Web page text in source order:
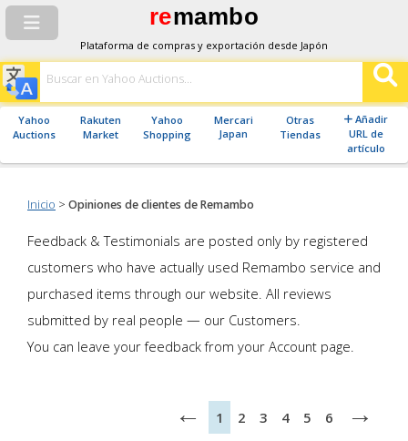
remambo
Plataforma de compras y exportación desde Japón
Yahoo
Auctions
Rakuten
Market
Yahoo
Shopping
Mercari
Japan
Otras
Tiendas
Añadir
URL de
artículo
Inicio > Opiniones de clientes de Remambo
Feedback & Testimonials are posted only by registered
customers who have actually used Remambo service and
purchased items through our website. All reviews
submitted by real people — our Customers.
You can leave your feedback from your Account page.
← 1 2 3 4 5 6 →